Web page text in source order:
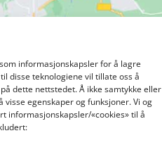
informasjonskapsler for å lagre
disse teknologiene vil tillate oss å
dette nettstedet. Å ikke samtykke eller
egenskaper og funksjoner. Vi og
informasjonskapsler/«cookies» til å